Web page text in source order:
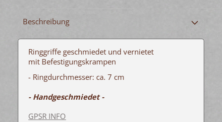
Beschreibung
Ringgriffe geschmiedet und vernietet
mit Befestigungskrampen
- Ringdurchmesser: ca. 7 cm
- Handgeschmiedet -
GPSR INFO